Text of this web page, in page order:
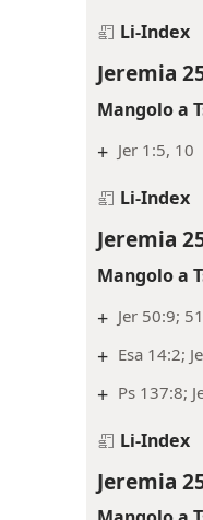
Li-Index
Jeremia
Mangolo a
+ Jer 1:5, 10
Li-Index
Jeremia
Mangolo a
+ Jer 50:9;
+ Esa 14:2;
+ Ps 137:8;
Li-Index
Jeremia